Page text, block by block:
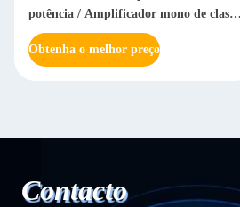
potência / Amplificador mono de classe
D ponteável
Obtenha o melhor preço
Contacto